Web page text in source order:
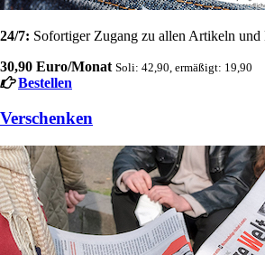
24/7: Sofortiger Zugang zu allen Artikeln und
30,90 Euro/Monat Soli: 42,90, ermäßigt: 19,90
Bestellen
Verschenken